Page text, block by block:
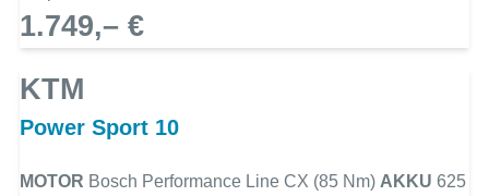
1.749,– €
KTM
Power Sport 10
MOTOR Bosch Performance Line CX (85 Nm) AKKU 625